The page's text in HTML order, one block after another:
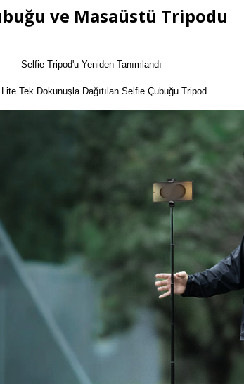
ve Masaüstü Tripodu
Selfie Tripod'u Yeniden Tanımlandı
Tek Dokunuşla Dağıtılan Selfie Çubuğu Tripod